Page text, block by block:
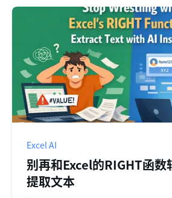
Excel AI
别再和Excel的RIGHT函数
提取文本